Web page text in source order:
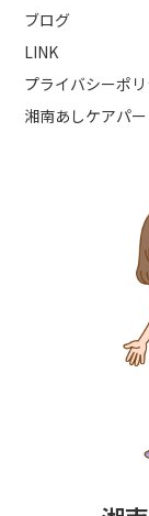
ブログ
LINK
プライバシーポ
湘南あしケアパ